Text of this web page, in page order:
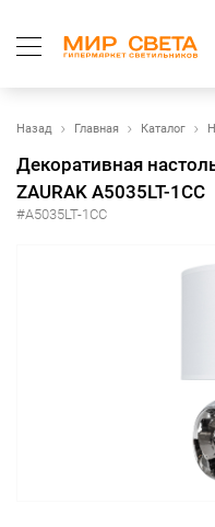
Назад Главная Каталог
Декоративная
ZAURAK A5035LT-1CC
#A5035LT-1CC